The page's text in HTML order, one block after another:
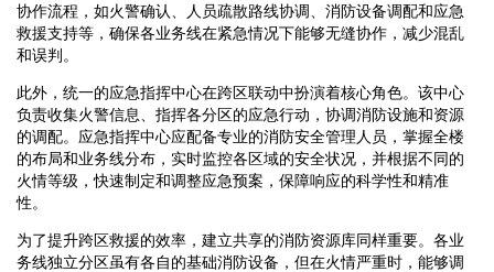
协作流程，如火警确认、人员疏散路线协调、消防设备调配和应急
救援支持等，确保各业务线在紧急情况下能够无缝协作，减少混乱
和误判。
此外，统一的应急指挥中心在跨区联动中扮演着核心角色。该中心
负责收集火警信息、指挥各分区的应急行动，协调消防设施和资源
的调配。应急指挥中心应配备专业的消防安全管理人员，掌握全楼
的布局和业务线分布，实时监控各区域的安全状况，并根据不同的
火情等级，快速制定和调整应急预案，保障响应的科学性和精准
性。
为了提升跨区救援的效率，建立共享的消防资源库同样重要。各业
务线独立分区虽有各自的基础消防设备，但在火情严重时，能够调